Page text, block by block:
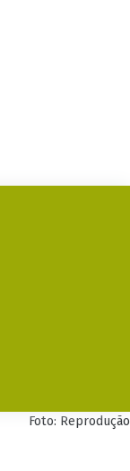
Foto: Reprodução